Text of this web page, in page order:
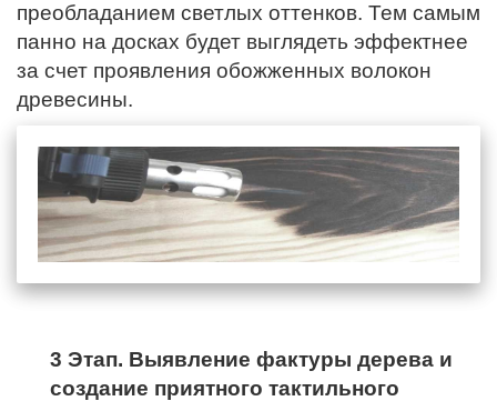
преобладанием светлых оттенков. Тем самым
панно на досках будет выглядеть эффектнее
за счет проявления обожженных волокон
древесины.
3 Этап. Выявление фактуры дерева и
создание приятного тактильного